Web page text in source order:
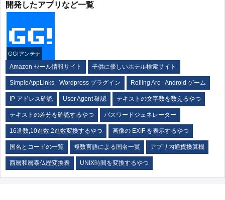
開発したアプリなど一覧
GG!アンテナ
Amazon セール情報サイト 子供に優しいホテル検索サイト
SimpleAppLinks - Wordpress プラグイン Rolling Arc - Android ゲーム
IP アドレス確認 User Agent 確認 テキストの文字数を数えるやつ
テキストの差分を確認するやつ パスワードジェネレーター
16進数,10進数,2進数変換するやつ 画像の EXIF を表示するやつ
国名とコードの一覧 複数言語による国名一覧 アプリ内通貨換算機
西暦和暦泰仏歴変換表 UNIX時間を変換するやつ